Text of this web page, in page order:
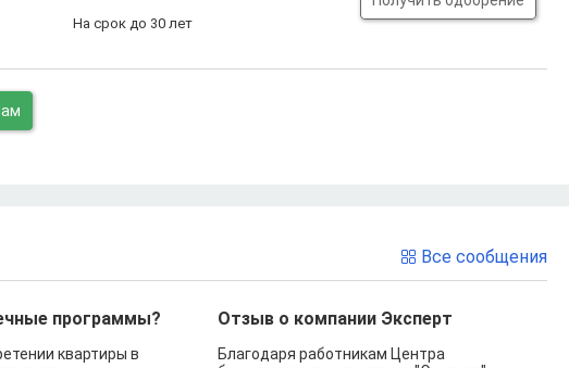
На срок до 30 лет
Все сообщения
программы?
квартиры в
Отзыв о компании Эксперт
Благодаря работникам Центра